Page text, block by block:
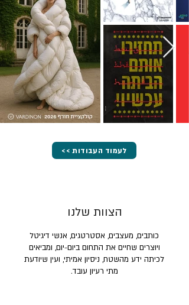
<< לעמוד העבודות
הצוות שלנו
כותבים, מעצבים, אסטרטגים, אנשי דיגיטל
ויוצרים שחיים את התחום ביום-יום, ומביאים
לכיתה ידע מהשטח, ניסיון אמיתי, ועין שיודעת
מתי רעיון עובד.